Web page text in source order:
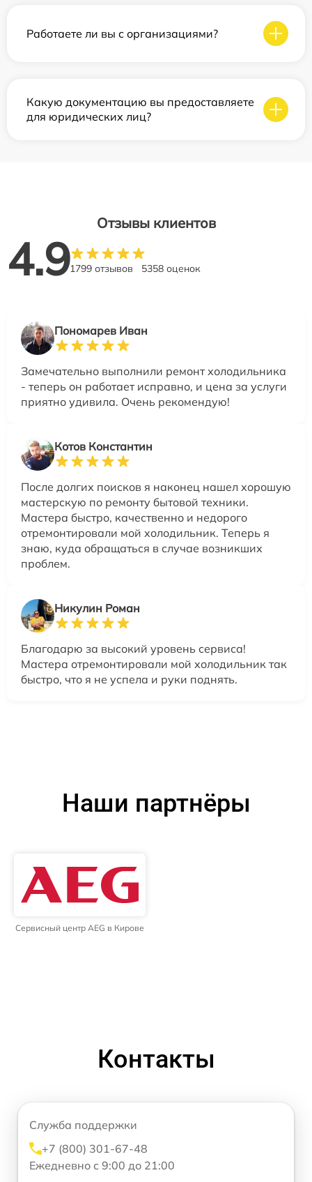
Работаете ли вы с организациями?
Какую документацию вы предоставляете
для юридических лиц?
Отзывы клиентов
4.91799 отзывов 5358 оценок
Пономарев Иван
Замечательно выполнили ремонт холодильника
- теперь он работает исправно, и цена за услуги
приятно удивила. Очень рекомендую!
Котов Константин
После долгих поисков я наконец нашел хорошую
мастерскую по ремонту бытовой техники.
Мастера быстро, качественно и недорого
отремонтировали мой холодильник. Теперь я
знаю, куда обращаться в случае возникших
проблем.
Никулин Роман
Благодарю за высокий уровень сервиса!
Мастера отремонтировали мой холодильник так
быстро, что я не успела и руки поднять.
Наши партнёры
Сервисный центр AEG в Кирове
Контакты
Служба поддержки
+7 (800) 301-67-48
Ежедневно с 9:00 до 21:00